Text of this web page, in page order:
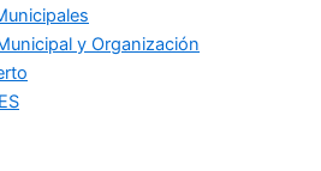
y Organización